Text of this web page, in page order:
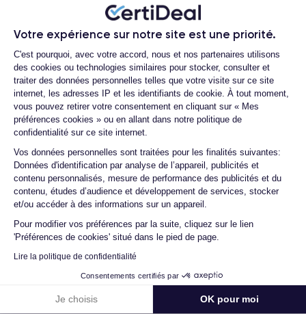
Votre expérience sur notre site est une priorité.
Plateforme de Gestion du
C'est pourquoi, avec votre accord, nous et nos partenaires utilisons
des cookies ou technologies similaires pour stocker, consulter et
traiter des données personnelles telles que votre visite sur ce site
internet, les adresses IP et les identifiants de cookie. À tout moment,
vous pouvez retirer votre consentement en cliquant sur « Mes
préférences cookies » ou en allant dans notre politique de
confidentialité sur ce site internet.
Vos données personnelles sont traitées pour les finalités suivantes:
Données d'identification par analyse de l’appareil, publicités et
contenu personnalisés, mesure de performance des publicités et du
contenu, études d’audience et développement de services, stocker
et/ou accéder à des informations sur un appareil.
Pour modifier vos préférences par la suite, cliquez sur le lien
'Préférences de cookies' situé dans le pied de page.
Lire la politique de confidentialité
Consentements certifiés par
Je choisis OK pour moi
Axeptio consent
Méthodes de Paiement
Livraison avec
Paiement 100% sécurisé
Qui sommes-nous ?
Démocratiser le reconditionné
Visitez notre atelier
iPhone à 60€
La CertiAcadémie
Services CertiDeal